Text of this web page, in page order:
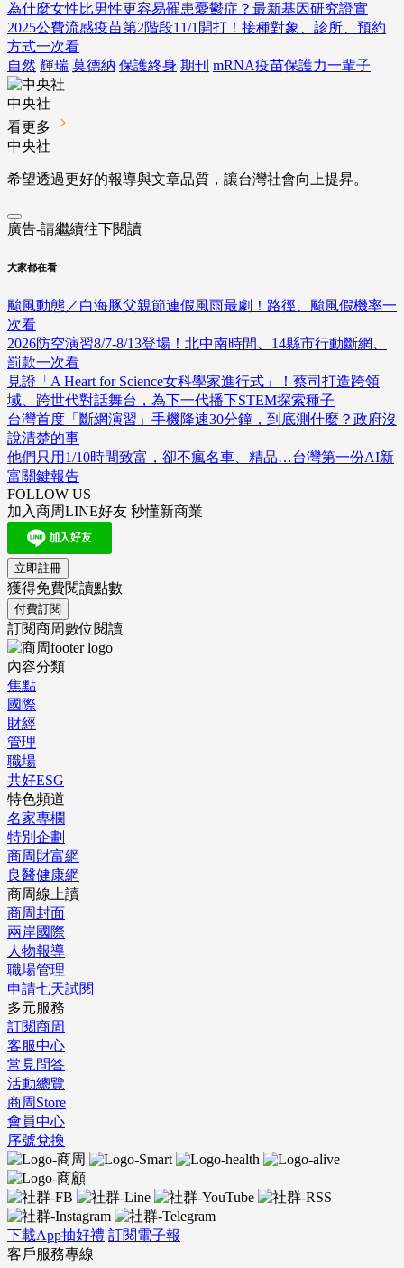
為什麼女性比男性更容易罹患憂鬱症？最新基因研究證實
2025公費流感疫苗第2階段11/1開打！接種對象、診所、預約
方式一次看
自然 輝瑞 莫德納 保護終身 期刊 mRNA疫苗保護力一輩子
中央社
看更多
中央社
希望透過更好的報導與文章品質，讓台灣社會向上提昇。
廣告-請繼續往下閱讀
大家都在看
颱風動態／白海豚父親節連假風雨最劇！路徑、颱風假機率一
次看
2026防空演習8/7-8/13登場！北中南時間、14縣市行動斷網、
罰款一次看
見證「A Heart for Science女科學家進行式」！蔡司打造跨領
域、跨世代對話舞台，為下一代播下STEM探索種子
台灣首度「斷網演習」手機降速30分鐘，到底測什麼？政府沒
說清楚的事
他們只用1/10時間致富，卻不瘋名車、精品…台灣第一份AI新
富關鍵報告
FOLLOW US
加入商周LINE好友 秒懂新商業
立即註冊
獲得免費閱讀點數
付費訂閱
訂閱商周數位閱讀
內容分類
焦點
國際
財經
管理
職場
共好ESG
特色頻道
名家專欄
特別企劃
商周財富網
良醫健康網
商周線上讀
商周封面
兩岸國際
人物報導
職場管理
申請七天試閱
多元服務
訂閱商周
客服中心
常見問答
活動總覽
商周Store
會員中心
序號兌換
下載App抽好禮 訂閱電子報
客戶服務專線